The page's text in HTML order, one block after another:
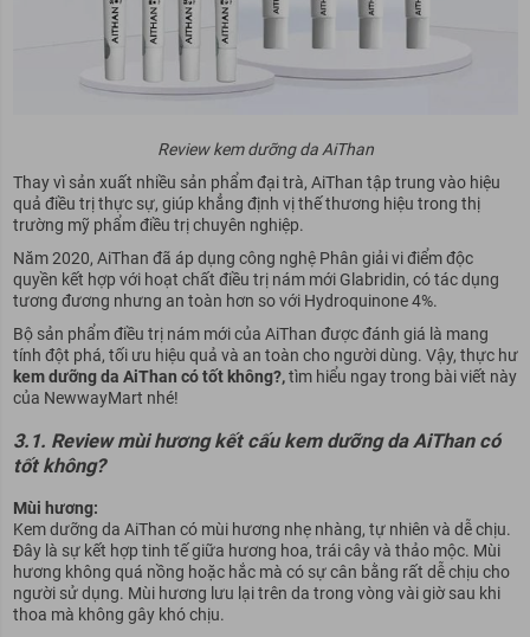
Review kem dưỡng da AiThan
Thay vì sản xuất nhiều sản phẩm đại trà, AiThan tập trung vào hiệu
quả điều trị thực sự, giúp khẳng định vị thế thương hiệu trong thị
trường mỹ phẩm điều trị chuyên nghiệp.
Năm 2020, AiThan đã áp dụng công nghệ Phân giải vi điểm độc
quyền kết hợp với hoạt chất điều trị nám mới Glabridin, có tác dụng
tương đương nhưng an toàn hơn so với Hydroquinone 4%.
Bộ sản phẩm điều trị nám mới của AiThan được đánh giá là mang
tính đột phá, tối ưu hiệu quả và an toàn cho người dùng. Vậy, thực hư
kem dưỡng da AiThan có tốt không?,tìm hiểu ngay trong bài viết này
của NewwayMart nhé!
3.1. Review mùi hương kết cấu kem dưỡng da AiThan có
tốt không?
Mùi hương:
Kem dưỡng da AiThan có mùi hương nhẹ nhàng, tự nhiên và dễ chịu.
Đây là sự kết hợp tinh tế giữa hương hoa, trái cây và thảo mộc. Mùi
hương không quá nồng hoặc hắc mà có sự cân bằng rất dễ chịu cho
người sử dụng. Mùi hương lưu lại trên da trong vòng vài giờ sau khi
thoa mà không gây khó chịu.